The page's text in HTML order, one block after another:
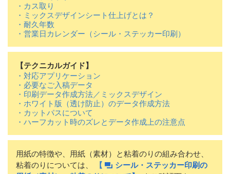
・カス取り
・ミックスデザインシート仕上げとは？
・耐久年数
・営業日カレンダー（シール・ステッカー印刷）
【テクニカルガイド】
・対応アプリケーション
・必要なご入稿データ
・印刷データ作成方法／ミックスデザイン
・ホワイト版（透け防止）のデータ作成方法
・カットパスについて
・ハーフカット時のズレとデータ作成上の注意点
用紙の特徴や、用紙（素材）と粘着のりの組み合わせ、
粘着のりについては、
【
シール・ステッカー印刷の